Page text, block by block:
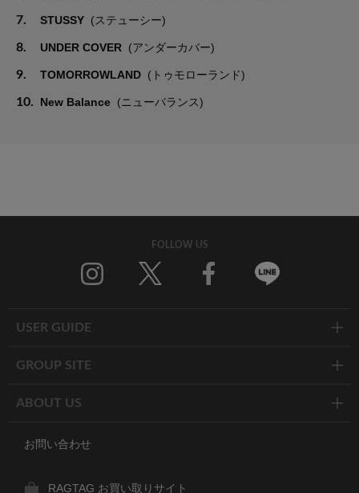
7. STUSSY (ステューシー)
8. UNDER COVER (アンダーカバー)
9. TOMORROWLAND (トゥモローランド)
10. New Balance (ニューバランス)
FOLLOW US
USER GUIDE
GROUP SITE
ABOUT US
お問い合わせ
RAGTAG お買い取りサイト